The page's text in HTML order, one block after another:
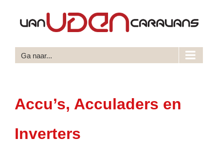
inhoud
Ga naar...
Accu’s, Acculaders en
Inverters